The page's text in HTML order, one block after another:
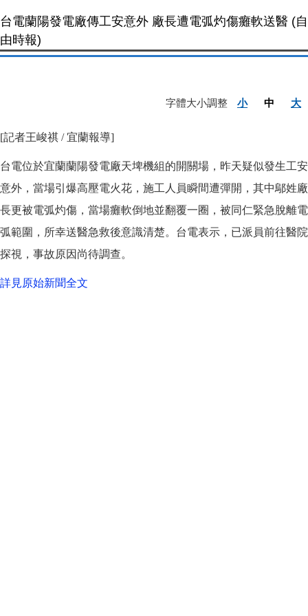
台電蘭陽發電廠傳工安意外 廠長遭電弧灼傷癱軟送醫 (自
由時報)
字體大小調整 小 中 大
[記者王峻祺 / 宜蘭報導]
台電位於宜蘭蘭陽發電廠天埤機組的開關場，昨天疑似發生工安
意外，當場引爆高壓電火花，施工人員瞬間遭彈開，其中鄔姓廠
長更被電弧灼傷，當場癱軟倒地並翻覆一圈，被同仁緊急脫離電
弧範圍，所幸送醫急救後意識清楚。台電表示，已派員前往醫院
探視，事故原因尚待調查。
詳見原始新聞全文